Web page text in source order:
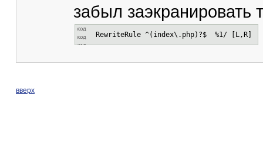
забыл заэкранировать
RewriteRule ^(index\.php)?$ %1/ [L,R]
вверх